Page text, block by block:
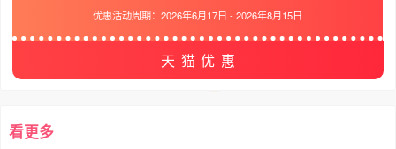
优惠活动周期：2026年6月17日 -2026年8月15日
天猫优惠
看更多